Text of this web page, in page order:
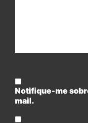
Notifique-me
mail.